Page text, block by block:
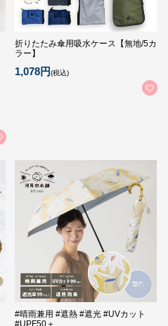
折りたたみ傘用吸水ケース【無地/5カ
ラー】
1,078円(税込)
#晴雨兼用 #遮熱 #遮光 #UVカット
#UPF50＋